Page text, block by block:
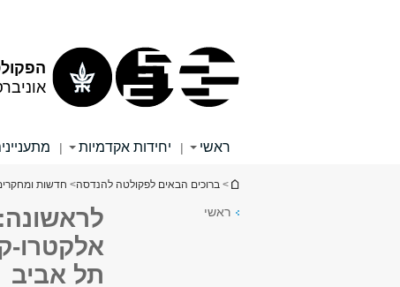
ראשי | יחידות אקדמיות |
הינך נמצא כאן
> ברוכים הבאים לפקולטה להנדסה> חדשות
ראשי
תל אביב